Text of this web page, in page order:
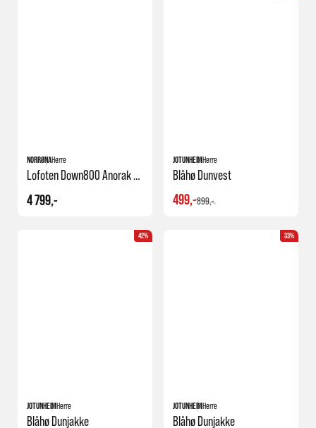
NORRØNAHerre
Lofoten Down800 Anorak M's
4 799,-
JOTUNHEIMHerre
Blåhø Dunvest
899,-
499,-
42%
JOTUNHEIMHerre
Blåhø Dunjakke
33%
JOTUNHEIMHerre
Blåhø Dunjakke